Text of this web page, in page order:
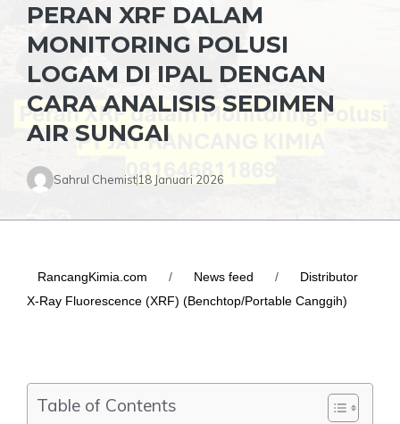
PERAN XRF DALAM
MONITORING POLUSI
LOGAM DI IPAL DENGAN
CARA ANALISIS SEDIMEN
AIR SUNGAI
Sahrul Chemist18 Januari 2026
RancangKimia.com / News feed /
Distributor
X-Ray Fluorescence (XRF) (Benchtop/Portable Canggih)
Table of Contents